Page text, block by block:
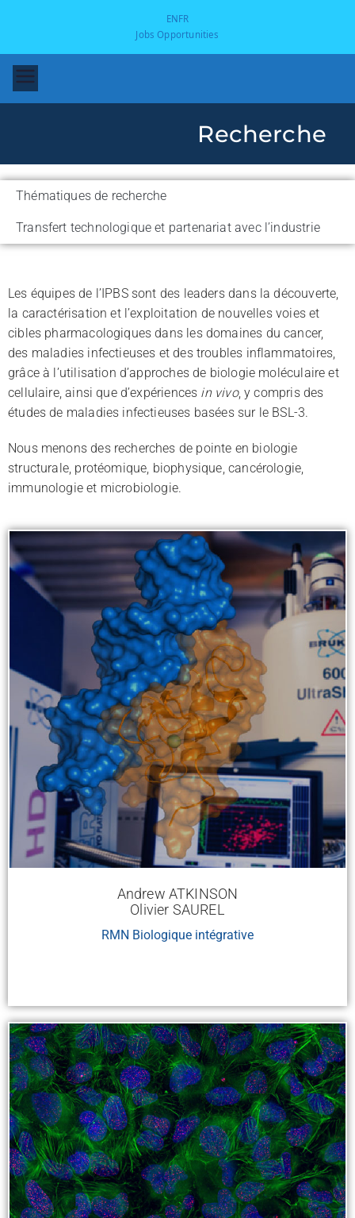
ENFR
Jobs Opportunities
I
Recherche
Thématiques de recherche
Transfert technologique et partenariat avec l’industrie
Les équipes de l’IPBS sont des leaders dans la découverte,
la caractérisation et l’exploitation de nouvelles voies et
cibles pharmacologiques dans les domaines du cancer,
des maladies infectieuses et des troubles inflammatoires,
grâce à l’utilisation d’approches de biologie moléculaire et
cellulaire, ainsi que d’expériences in vivo, y compris des
études de maladies infectieuses basées sur le BSL-3.
Nous menons des recherches de pointe en biologie
structurale, protéomique, biophysique, cancérologie,
immunologie et microbiologie.
Andrew ATKINSON
Olivier SAUREL
RMN Biologique intégrative